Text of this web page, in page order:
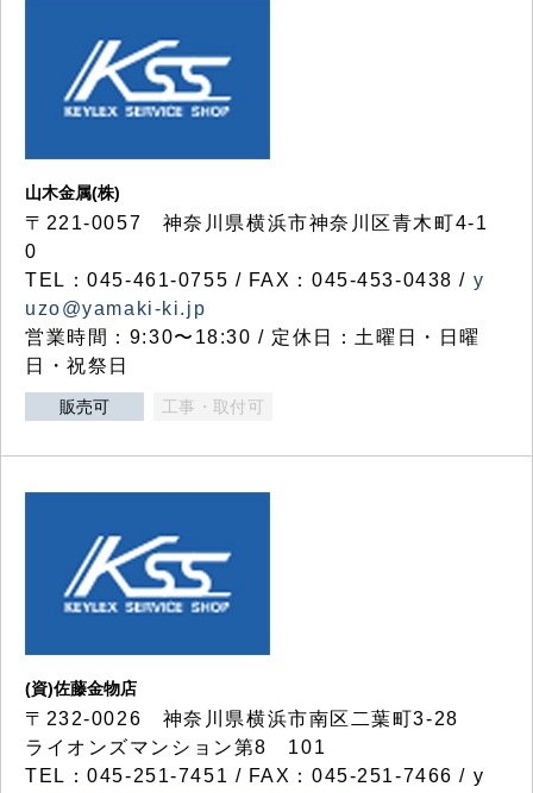
山木金属(株)
〒221-0057 神奈川県横浜市神奈川区青木町4-1
0
TEL：045-461-0755 / FAX：045-453-0438 / y
uzo@yamaki-ki.jp
営業時間：9:30〜18:30 / 定休日：土曜日・日曜
日・祝祭日
販売可 工事・取付可
(資)佐藤金物店
〒232-0026 神奈川県横浜市南区二葉町3-28
ライオンズマンション第8 101
TEL：045-251-7451 / FAX：045-251-7466 / y